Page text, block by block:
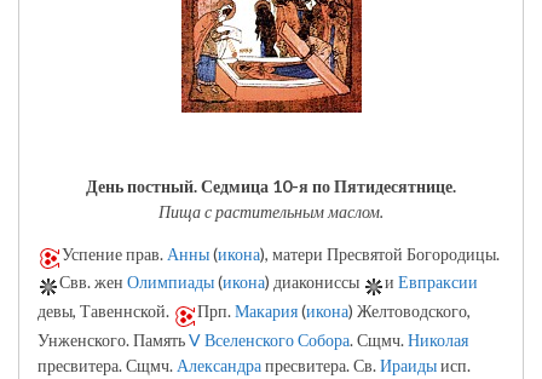
День постный.Седмица 10-я по Пятидесятнице.
Пища с растительным маслом.
Успение прав. Анны(икона), матери Пресвятой Богородицы.
Свв. жен Олимпиады(икона) диакониссы и Евпраксии
девы, Тавеннской.
Прп.Макария(икона) Желтоводского,
Унженского. ПамятьV Вселенского Собора. Сщмч.Николая
пресвитера. Сщмч. Александрапресвитера. Св.Ираидыисп.